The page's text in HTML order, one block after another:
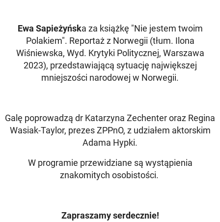
Ewa Sapieżyńska za książkę "Nie jestem twoim
Polakiem". Reportaż z Norwegii (tłum. Ilona
Wiśniewska, Wyd. Krytyki Politycznej, Warszawa
2023), przedstawiającą sytuację największej
mniejszości narodowej w Norwegii.
Galę poprowadzą dr Katarzyna Zechenter oraz Regina
Wasiak-Taylor, prezes ZPPnO, z udziałem aktorskim
Adama Hypki.
W programie przewidziane są wystąpienia
znakomitych osobistości.
Zapraszamy serdecznie!